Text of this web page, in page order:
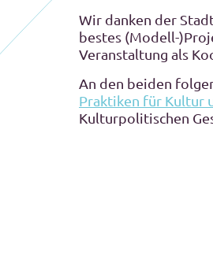
Wir danken der
bestes (Modell-
Veranstaltung als
An den beiden
Praktiken für Kultur
Kulturpolitischen